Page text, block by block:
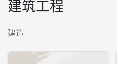
建筑工程
建造